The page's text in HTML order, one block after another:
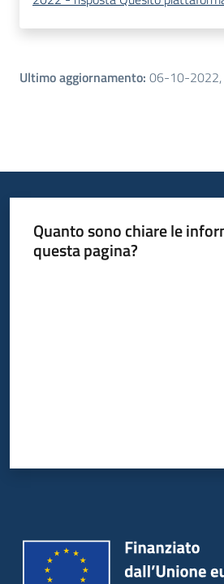
Ultimo aggiornamento: 06-10-
Quanto sono chiare le
questa pagina?